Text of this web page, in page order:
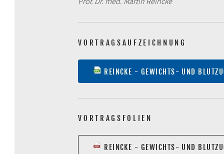
VORTRAGSAUFZEICHNUNG
REINCKE - GEWICHTS- UND
VORTRAGSFOLIEN
REINCKE - GEWICHTS- UND